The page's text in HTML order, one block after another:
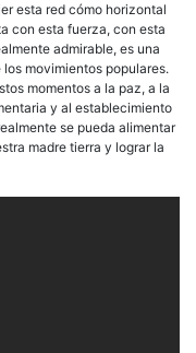
esta red cómo horizontal
con esta fuerza, con esta
admirable, es una
movimientos populares.
momentos a la paz, a la
y al establecimiento
se pueda alimentar
madre tierra y lograr la